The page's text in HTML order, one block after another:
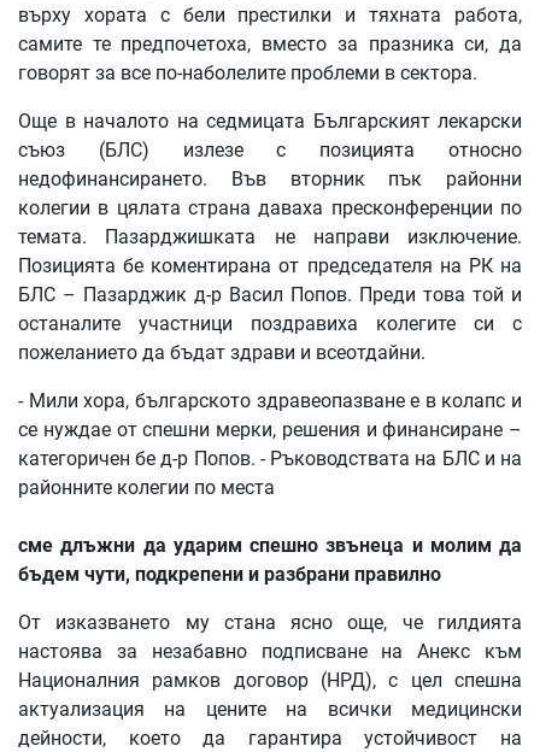
върху хората с бели престилки и тяхната работа,
самите те предпочетоха, вместо за празника си, да
говорят за все по-наболелите проблеми в сектора.
Още в началото на седмицата Българският лекарски
съюз (БЛС) излезе с позицията относно
недофинансирането. Във вторник пък районни
колегии в цялата страна даваха пресконференции по
темата. Пазарджишката не направи изключение.
Позицията бе коментирана от председателя на РК на
БЛС – Пазарджик д-р Васил Попов. Преди това той и
останалите участници поздравиха колегите си с
пожеланието да бъдат здрави и всеотдайни.
- Мили хора, българското здравеопазване е в колапс и
се нуждае от спешни мерки, решения и финансиране –
категоричен бе д-р Попов. - Ръководствата на БЛС и на
районните колегии по места
сме длъжни да ударим спешно звънеца и молим да
бъдем чути, подкрепени и разбрани правилно
От изказването му стана ясно още, че гилдията
настоява за незабавно подписване на Анекс към
Националния рамков договор (НРД), с цел спешна
актуализация на цените на всички медицински
дейности, което да гарантира устойчивост на